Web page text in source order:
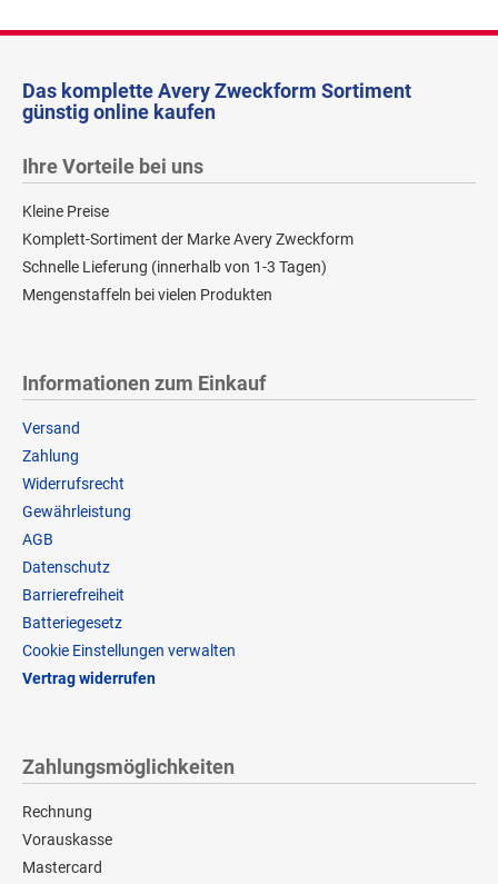
Das komplette Avery Zweckform Sortiment
günstig online kaufen
Ihre Vorteile bei uns
Kleine Preise
Komplett-Sortiment der Marke Avery Zweckform
Schnelle Lieferung (innerhalb von 1-3 Tagen)
Mengenstaffeln bei vielen Produkten
Informationen zum Einkauf
Versand
Zahlung
Widerrufsrecht
Gewährleistung
AGB
Datenschutz
Barrierefreiheit
Batteriegesetz
Cookie Einstellungen verwalten
Vertrag widerrufen
Zahlungsmöglichkeiten
Rechnung
Vorauskasse
Mastercard